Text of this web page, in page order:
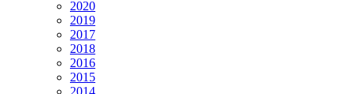
2020
2019
2017
2018
2016
2015
2014